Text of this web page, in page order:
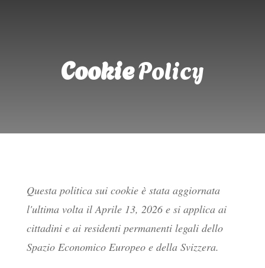
CookiePolicy
Questa politica sui cookie è stata aggiornata
l'ultima volta il Aprile 13, 2026 e si applica ai
cittadini e ai residenti permanenti legali dello
Spazio Economico Europeo e della Svizzera.